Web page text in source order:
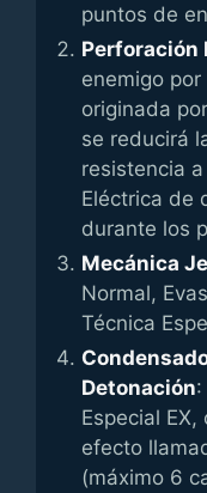
puntos de
Perforación
enemigo
originada
se reducirá
resistencia
Eléctrica de
durante los
Mecánica
Normal,
Técnica
Detonación
Especial
efecto
(máximo 6